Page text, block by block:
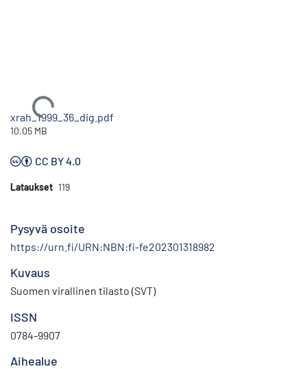
Ladataan...
xrah_1999_36_dig.pdf
10.05 MB
CC BY 4.0
Lataukset 119
Pysyvä osoite
https://urn.fi/URN:NBN:fi-fe202301318982
Kuvaus
Suomen virallinen tilasto (SVT)
ISSN
0784-9907
Aihealue